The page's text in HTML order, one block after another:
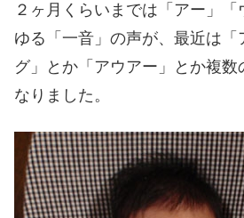
２ヶ月くらいまでは「アー」
ゆる「一音」の声が、最近は「
グ」とか「アウアー」とか複
なりました。